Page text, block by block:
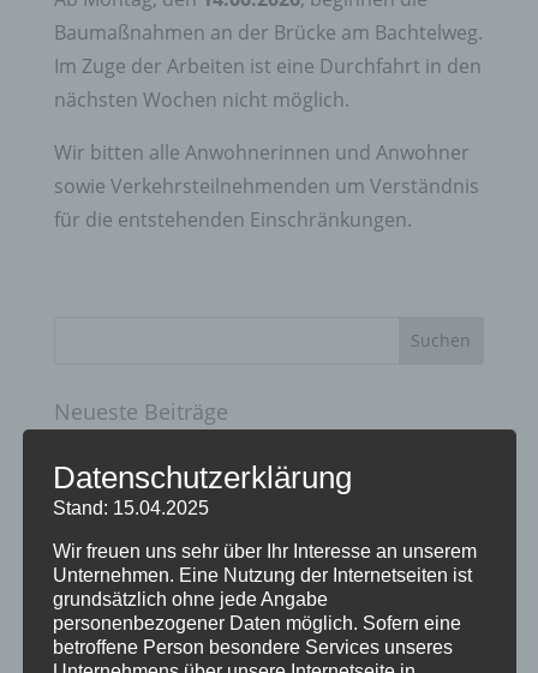
Baumaßnahmen an der Brücke am Bachtelweg.
Im Zuge der Arbeiten ist eine Durchfahrt in den
nächsten Wochen nicht möglich.
Wir bitten alle Anwohnerinnen und Anwohner
sowie Verkehrsteilnehmenden um Verständnis
für die entstehenden Einschränkungen.
Neueste Beiträge
Jubiläumssommer mit vielen besonderen
Erlebnissen
Halbzeit im Mikrozensus
Burgberger Dorfabende
Burgberger Weinfest
Datenschutzerklärung
Stand: 15.04.2025
Wir freuen uns sehr über Ihr Interesse an unserem
Unternehmen. Eine Nutzung der Internetseiten ist
grundsätzlich ohne jede Angabe
personenbezogener Daten möglich. Sofern eine
betroffene Person besondere Services unseres